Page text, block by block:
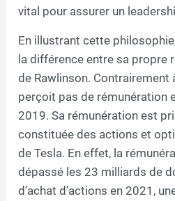
vital pour assurer un
En illustrant cette
la différence entre sa propre
de Rawlinson. Contrairement
perçoit pas de rémunération
2019. Sa rémunération est
constituée des actions et
de Tesla. En effet, la
dépassé les 23 milliards de
d’achat d’actions en 2021,